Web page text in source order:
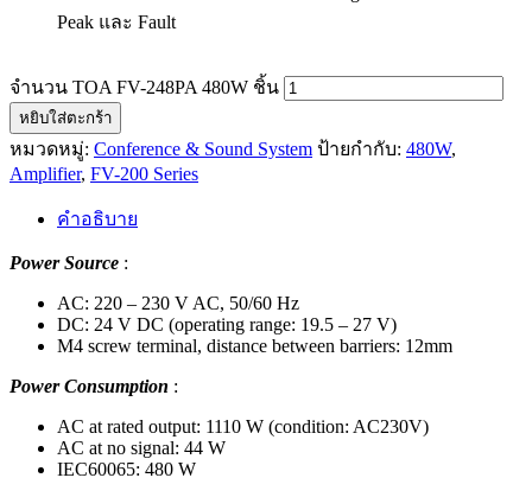
Peak และ Fault
จำนวน TOA FV-248PA 480W ชิ้น
หยิบใส่ตะกร้า
หมวดหมู่: Conference & Sound System ป้ายกำกับ: 480W,
Amplifier, FV-200 Series
คำอธิบาย
Power Source :
AC: 220 – 230 V AC, 50/60 Hz
DC: 24 V DC (operating range: 19.5 – 27 V)
M4 screw terminal, distance between barriers: 12mm
Power Consumption :
AC at rated output: 1110 W (condition: AC230V)
AC at no signal: 44 W
IEC60065: 480 W